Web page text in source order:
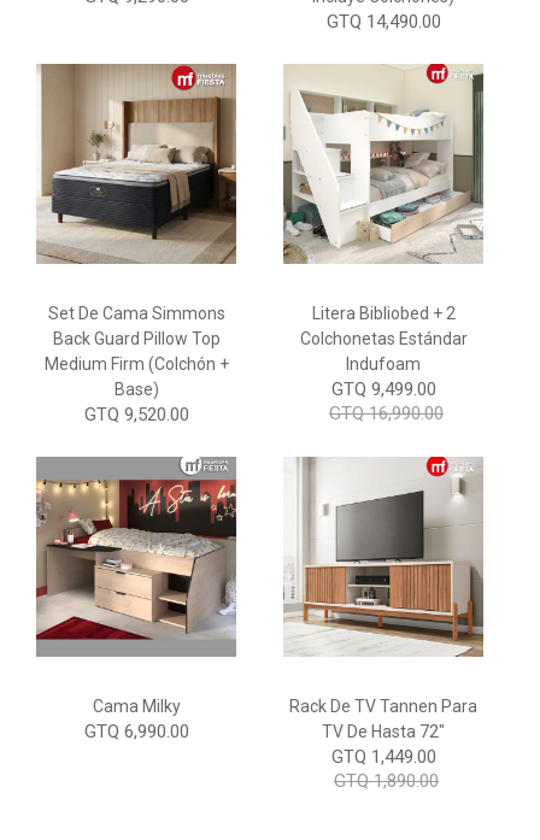
GTQ 14,490.00
Set De Cama Simmons
Back Guard Pillow Top
Medium Firm (Colchón +
Base)
GTQ 9,520.00
Litera Bibliobed + 2
Colchonetas Estándar
Indufoam
GTQ 9,499.00
GTQ 16,990.00
Cama Milky
GTQ 6,990.00
Rack De TV Tannen Para
TV De Hasta 72"
GTQ 1,449.00
GTQ 1,890.00